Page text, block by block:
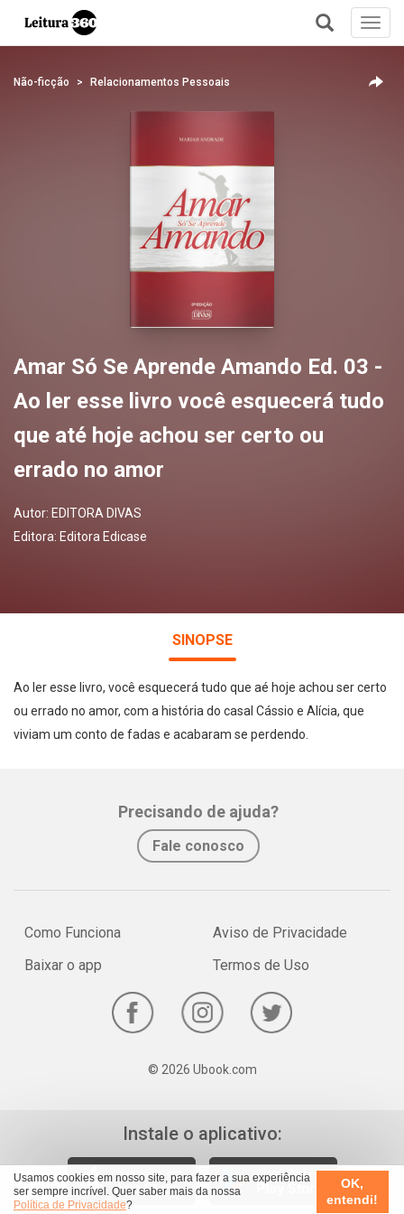
Usamos cookies em nosso site, para fazer a sua experiência
ser sempre incrível. Quer saber mais da nossa
Política de Privacidade?
OK,
entendi!
+
Não-ficção Relacionamentos Pessoais
Amar Só Se Aprende Amando Ed. 03 -
Ao ler esse livro você esquecerá tudo
que até hoje achou ser certo ou
errado no amor
Autor: EDITORA DIVAS
Editora: Editora Edicase
SINOPSE
Ao ler esse livro, você esquecerá tudo que aé hoje achou ser certo
ou errado no amor, com a história do casal Cássio e Alícia, que
viviam um conto de fadas e acabaram se perdendo.
Precisando de ajuda?
Fale conosco
Como Funciona
Baixar o app
Aviso de Privacidade
Termos de Uso
© 2026 Ubook.com
Instale o aplicativo:
Facebook Twitter